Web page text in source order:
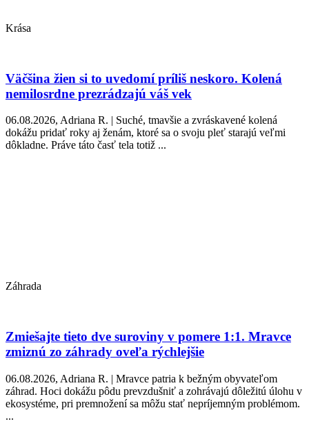
Krása
Väčšina žien si to uvedomí príliš neskoro. Kolená
nemilosrdne prezrádzajú váš vek
06.08.2026, Adriana R. | Suché, tmavšie a zvráskavené kolená
dokážu pridať roky aj ženám, ktoré sa o svoju pleť starajú veľmi
dôkladne. Práve táto časť tela totiž ...
Záhrada
Zmiešajte tieto dve suroviny v pomere 1:1. Mravce
zmiznú zo záhrady oveľa rýchlejšie
06.08.2026, Adriana R. | Mravce patria k bežným obyvateľom
záhrad. Hoci dokážu pôdu prevzdušniť a zohrávajú dôležitú úlohu v
ekosystéme, pri premnožení sa môžu stať nepríjemným problémom.
...